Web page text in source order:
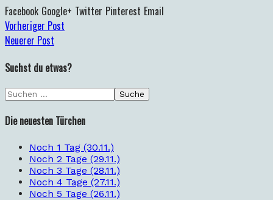
Facebook Google+ Twitter Pinterest Email
Vorheriger Post
Neuerer Post
Suchst du etwas?
Die neuesten Türchen
Noch 1 Tag (30.11.)
Noch 2 Tage (29.11.)
Noch 3 Tage (28.11.)
Noch 4 Tage (27.11.)
Noch 5 Tage (26.11.)